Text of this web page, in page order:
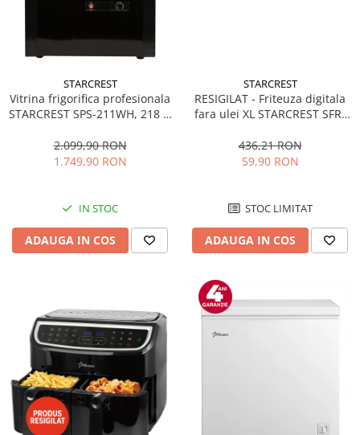
STARCREST
Vitrina frigorifica profesionala
STARCREST SPS-211WH, 218 L,
LED, H 141 cm, Negru
2.099,90 RON
1.749,90 RON
IN STOC
ADAUGA IN COS
STARCREST
RESIGILAT - Friteuza digitala
fara ulei XL STARCREST SFR-
Termostat 80 - 200 °C, 8
programe predefinite, Negru
436,21 RON
59,90 RON
STOC LIMITAT
ADAUGA IN COS